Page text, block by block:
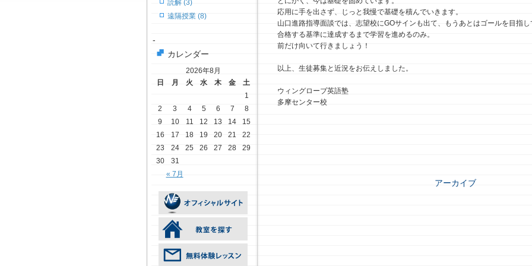
応用に手を出さず、じっと我慢で基礎を積んでいきます。
山口進路指導面談では、志望校にGOサインも出て、もうあとはゴールを目指し
合格する基準に達成するまで学習を進めるのみ。
前だけ向いて行きましょう！
以上、生徒募集と近況をお伝えしました。
ウィングローブ英語塾
多摩センター校
アーカイブ
読解 (3)
遠隔授業 (8)
-
カレンダー
2026年8月
日
月 火 水 木 金 土
« 7月
1
2
3 4 5 6 7
8
9
10 11 12 13 14
15
16
17 18 19 20 21
22
23
24 25 26 27 28
29
30
31